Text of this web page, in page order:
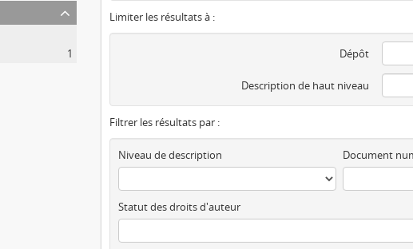
1
Limiter les résultats à :
Dépôt
Description de haut niveau
Filtrer les résultats par :
Niveau de description Document
Statut des droits d'auteur